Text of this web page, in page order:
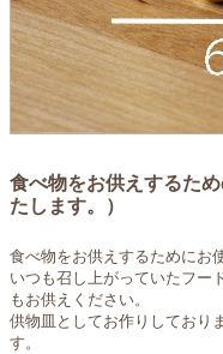
食べ物をお供えするた
たします。）
食べ物をお供えするためにお
いつも召し上がっていたフー
もお供えください。
供物皿としてお作りしており
す。